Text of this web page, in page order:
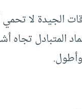
الجيدة لا
المتبادل